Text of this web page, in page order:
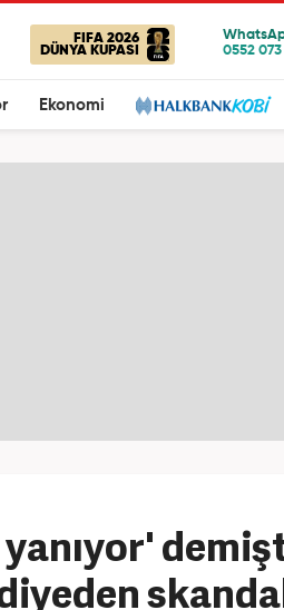
FIFA 2026
DÜNYA KUPASI
Ekonomi